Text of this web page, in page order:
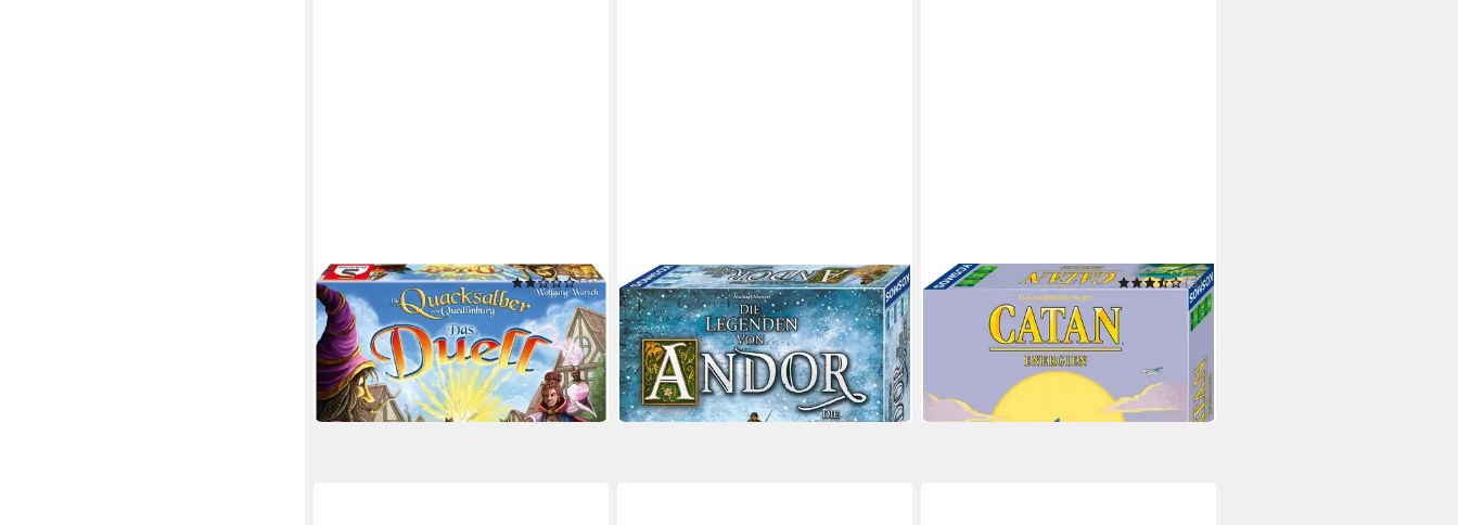
SCHMIDT SPIELE
Spiel Die Quacksalber von
Quedlinburg, Das Duell
(1)
ab 19,73 € UVP24,99 €
-21%
in 1-2 Werktagen bei dir
KOSMOS
Spiel Die Legenden von Andor - Die
ewige Kälte
ab 48,44 €
in 2-3 Werktagen bei dir
KOSMOS
Spiel Catan Energien
(3)
ab 64,61 €
in 2-3 Werktagen bei dir